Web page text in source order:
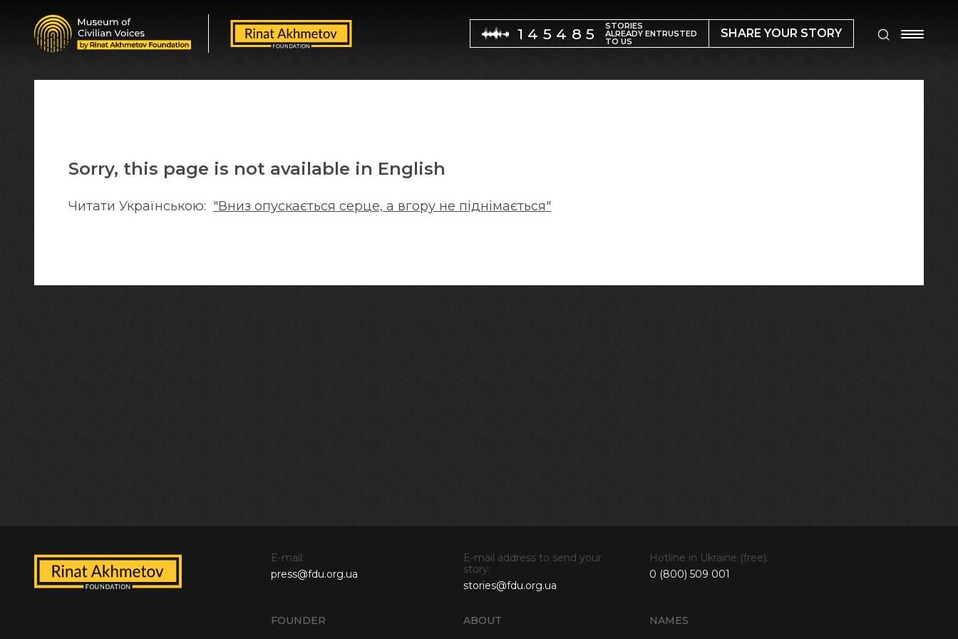
145485 STORIES
ALREADY ENTRUSTED
TO US
SHARE YOUR STORY
Sorry, this page is not available in English
Читати Українською: "Вниз опускається серце, а вгору не піднімається"
FOUNDER ABOUT NAMES
E-mail:
press@fdu.org.ua
E-mail address to send your
story:
stories@fdu.org.ua
Hotline in Ukraine (free):
0 (800) 509 001